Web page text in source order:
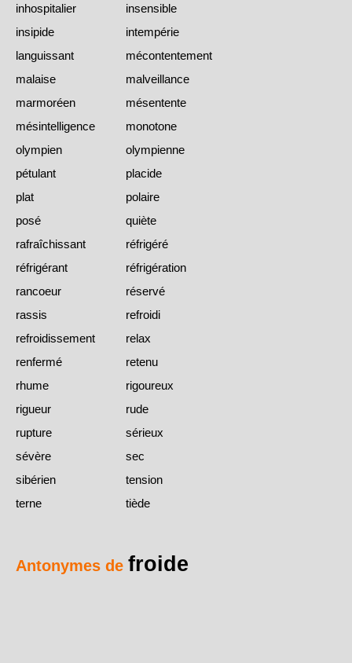
inhospitalier
insensible
insipide
intempérie
languissant
mécontentement
malaise
malveillance
marmoréen
mésentente
mésintelligence
monotone
olympien
olympienne
pétulant
placide
plat
polaire
posé
quiète
rafraîchissant
réfrigéré
réfrigérant
réfrigération
rancoeur
réservé
rassis
refroidi
refroidissement
relax
renfermé
retenu
rhume
rigoureux
rigueur
rude
rupture
sérieux
sévère
sec
sibérien
tension
terne
tiède
Antonymes de froide